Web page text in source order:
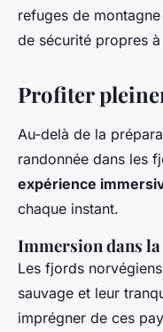
refuges de
de sécurité propres
Profiter
Au-delà de la
randonnée dans les
expérience
chaque instant.
Immersion dans
Les fjords
sauvage et leur
imprégner de ces